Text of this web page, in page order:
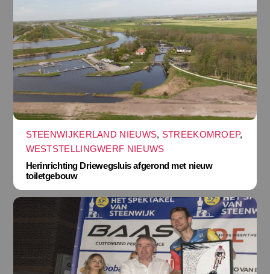
STEENWIJKERLAND NIEUWS, STREEKOMROEP,
WESTSTELLINGWERF NIEUWS
Herinrichting Driewegsluis afgerond met nieuw
toiletgebouw